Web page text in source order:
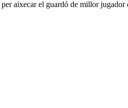
per aixecar el guardó de millor jugador